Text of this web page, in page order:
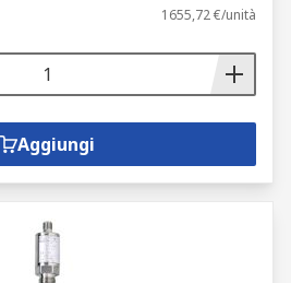
1655,72 €/unità
Aggiungi